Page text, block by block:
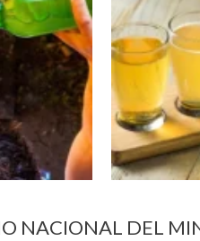
NACIONAL DEL